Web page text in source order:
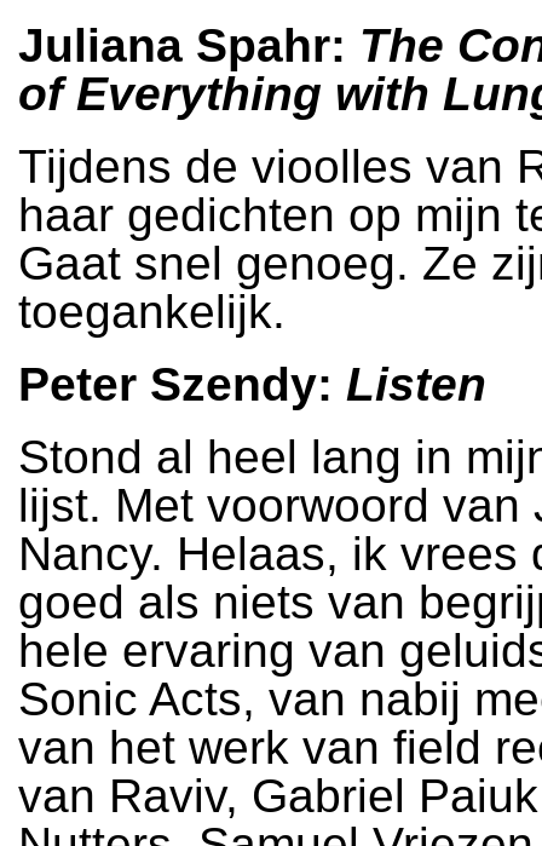
Juliana Spahr: The
of Everything with
Tijdens de vioolles van
haar gedichten op mijn
Gaat snel genoeg. Ze
toegankelijk.
Peter Szendy: Listen
Stond al heel lang in
lijst. Met voorwoord van
Nancy. Helaas, ik vrees
goed als niets van
hele ervaring van
Sonic Acts, van nabij
van het werk van field
van Raviv, Gabriel